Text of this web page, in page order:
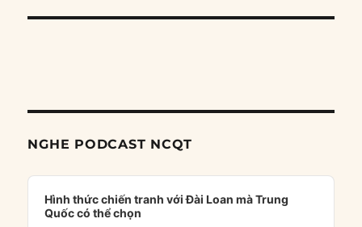
NGHE PODCAST NCQT
Audio
Player
Hình thức chiến tranh với Đài Loan mà Trung
Quốc có thể chọn